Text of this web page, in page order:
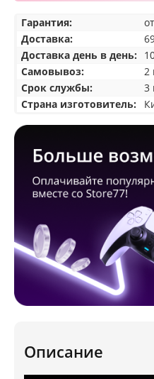
Гарантия:
Доставка:
Доставка день в день:
Самовывоз:
2
Срок службы:
3
Страна изготовитель:
Описание